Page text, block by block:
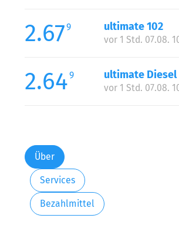
2.679 ultimate 102
vor 1 Std. 07.08.
2.649 ultimate Diesel
vor 1 Std. 07.08.
Über
Services
Bezahlmittel